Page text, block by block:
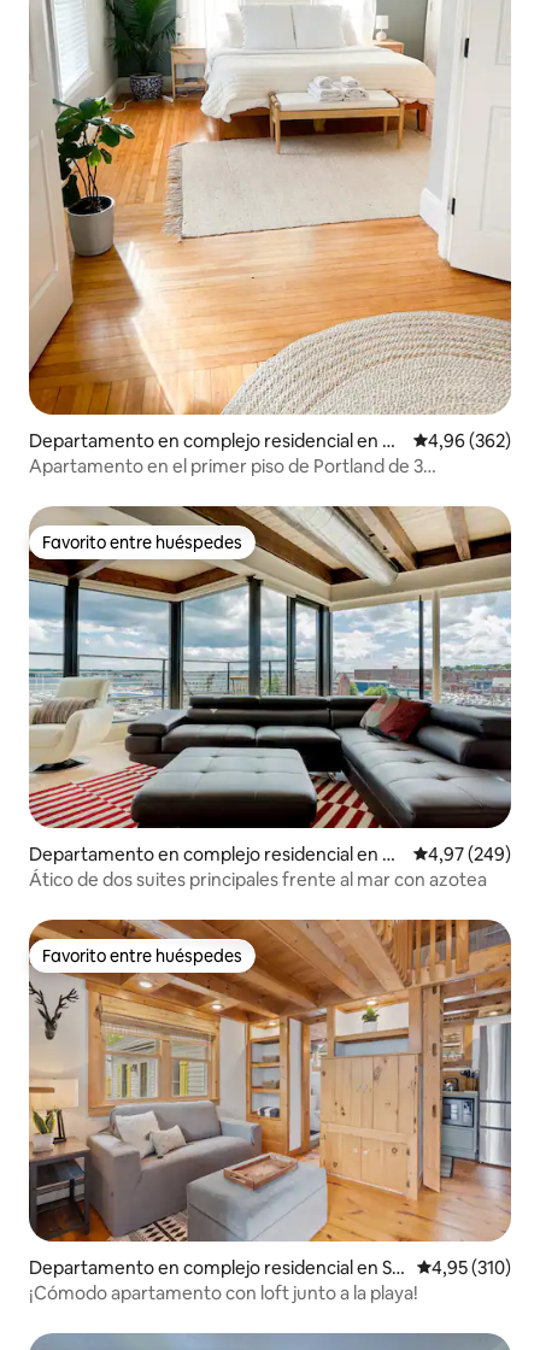
Departamento en complejo residencial en Po
rtland
Calificación
4,96 (362)
Apartamento en el primer piso de Portland de 3
Favorito entre huéspedes
Favorito entre huéspedes
Departamento en complejo residencial en D
owntown Portland
Calificación
4,97 (249)
Ático de dos suites principales frente al mar con azotea
Favorito entre huéspedes
Favorito entre huéspedes
Departamento en complejo residencial en Sc
arborough
Calificación
4,95 (310)
¡Cómodo apartamento con loft junto a la playa!